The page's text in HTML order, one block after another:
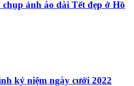
ảnh áo dài Tết đẹp ở Hồ
kỷ niệm ngày cưới 2022